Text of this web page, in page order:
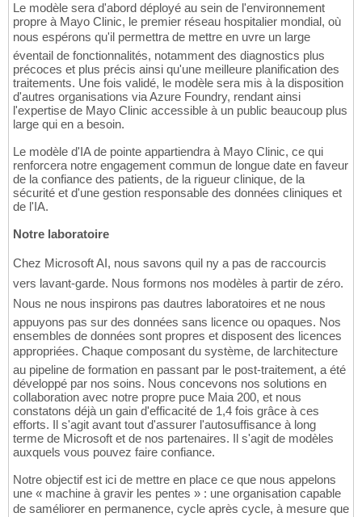
Le modèle sera d'abord déployé au sein de l'environnement
propre à Mayo Clinic, le premier réseau hospitalier mondial, où
nous espérons qu'il permettra de mettre en uvre un large
éventail de fonctionnalités, notamment des diagnostics plus
précoces et plus précis ainsi qu'une meilleure planification des
traitements. Une fois validé, le modèle sera mis à la disposition
d'autres organisations via Azure Foundry, rendant ainsi
l'expertise de Mayo Clinic accessible à un public beaucoup plus
large qui en a besoin.
Le modèle d'IA de pointe appartiendra à Mayo Clinic, ce qui
renforcera notre engagement commun de longue date en faveur
de la confiance des patients, de la rigueur clinique, de la
sécurité et d'une gestion responsable des données cliniques et
de l'IA.
Notre laboratoire
Chez Microsoft AI, nous savons quil ny a pas de raccourcis
vers lavant-garde. Nous formons nos modèles à partir de zéro.
Nous ne nous inspirons pas dautres laboratoires et ne nous
appuyons pas sur des données sans licence ou opaques. Nos
ensembles de données sont propres et disposent des licences
appropriées. Chaque composant du système, de larchitecture
au pipeline de formation en passant par le post-traitement, a été
développé par nos soins. Nous concevons nos solutions en
collaboration avec notre propre puce Maia 200, et nous
constatons déjà un gain d'efficacité de 1,4 fois grâce à ces
efforts. Il s'agit avant tout d'assurer l'autosuffisance à long
terme de Microsoft et de nos partenaires. Il s'agit de modèles
auxquels vous pouvez faire confiance.
Notre objectif est ici de mettre en place ce que nous appelons
une « machine à gravir les pentes » : une organisation capable
de saméliorer en permanence, cycle après cycle, à mesure que